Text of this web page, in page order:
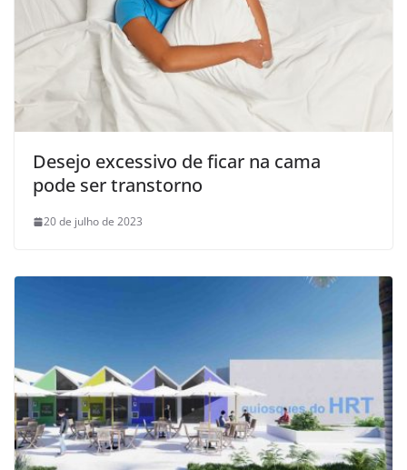
Desejo excessivo de ficar na cama
pode ser transtorno
20 de julho de 2023